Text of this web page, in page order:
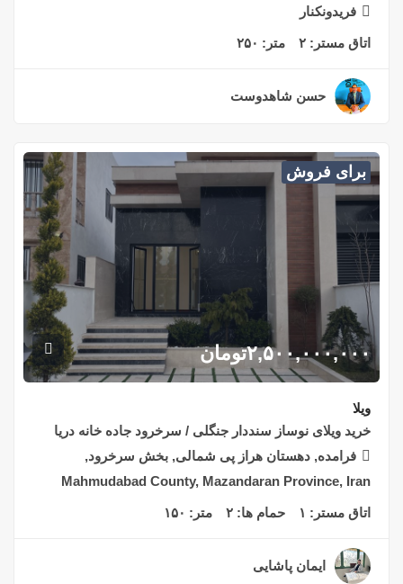
فریدونکنار
اتاق مستر: ۲ متر: ۲۵۰
حسن شاهدوست
برای فروش
۲,۵۰۰,۰۰۰,۰۰۰تومان
ویلا
خرید ویلای نوساز سنددار جنگلی / سرخرود جاده خانه دریا
فرامده, دهستان هراز پی شمالی, بخش سرخرود,
Mahmudabad County, Mazandaran Province, Iran
اتاق مستر: ۱ حمام ها: ۲ متر: ۱۵۰
ایمان پاشایی